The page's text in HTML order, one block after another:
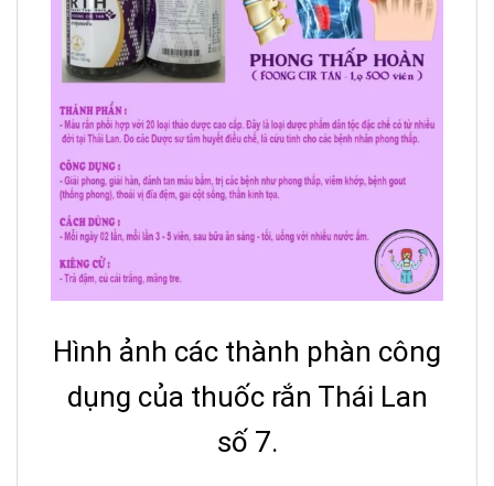
Hình ảnh các thành phàn công
dụng của thuốc rắn Thái Lan
số 7.